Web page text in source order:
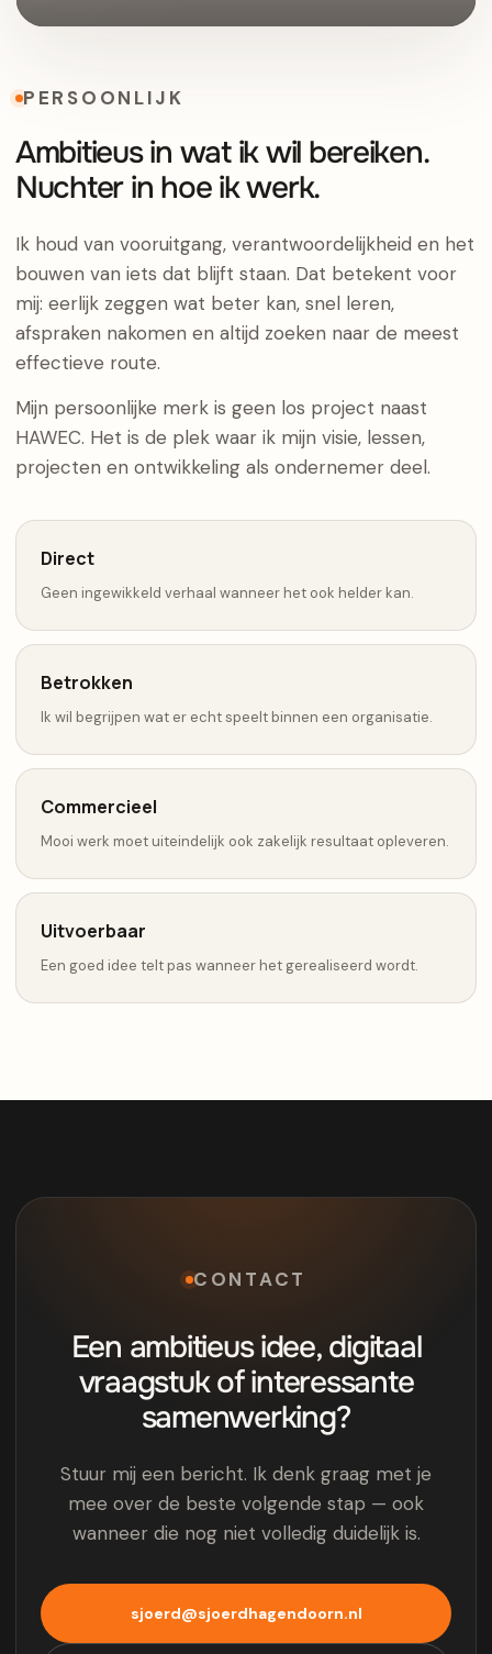
PERSOONLIJK
Ambitieus in wat ik wil bereiken.
Nuchter in hoe ik werk.
Ik houd van vooruitgang, verantwoordelijkheid en het
bouwen van iets dat blijft staan. Dat betekent voor
mij: eerlijk zeggen wat beter kan, snel leren,
afspraken nakomen en altijd zoeken naar de meest
effectieve route.
Mijn persoonlijke merk is geen los project naast
HAWEC. Het is de plek waar ik mijn visie, lessen,
projecten en ontwikkeling als ondernemer deel.
Direct
Geen ingewikkeld verhaal wanneer het ook helder kan.
Betrokken
Ik wil begrijpen wat er echt speelt binnen een organisatie.
Commercieel
Mooi werk moet uiteindelijk ook zakelijk resultaat opleveren.
Uitvoerbaar
Een goed idee telt pas wanneer het gerealiseerd wordt.
CONTACT
Een ambitieus idee, digitaal
vraagstuk of interessante
samenwerking?
Stuur mij een bericht. Ik denk graag met je
mee over de beste volgende stap — ook
wanneer die nog niet volledig duidelijk is.
sjoerd@sjoerdhagendoorn.nl